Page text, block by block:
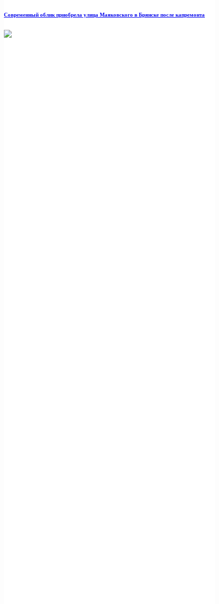
Современный облик приобрела улица Маяковского в Брянске после капремонта